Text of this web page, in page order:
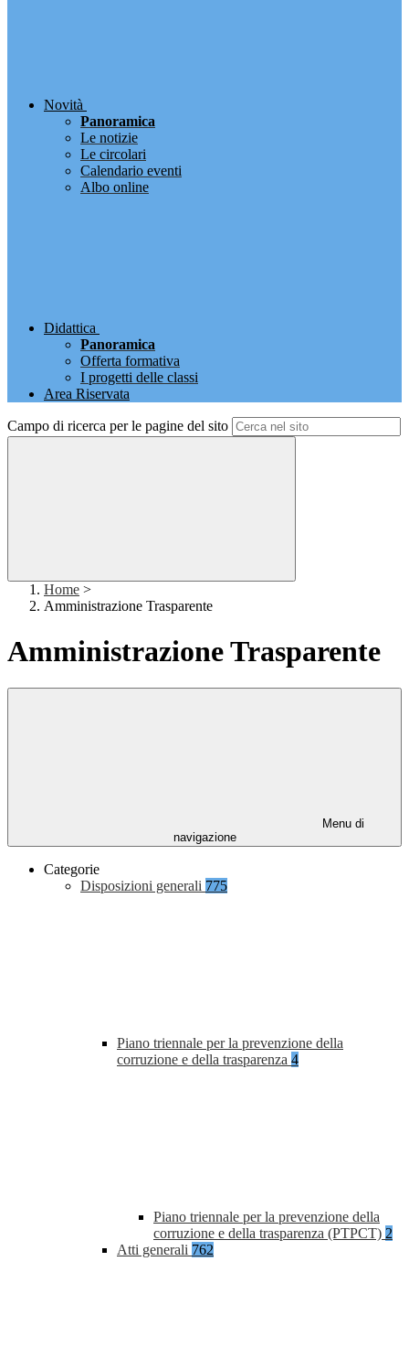
Novità
Panoramica
Le notizie
Le circolari
Calendario eventi
Albo online
Didattica
Panoramica
Offerta formativa
I progetti delle classi
Area Riservata
Campo di ricerca per le pagine del sito
Home >
Amministrazione Trasparente
Amministrazione Trasparente
Menu di
navigazione
Categorie
Disposizioni generali 775
Piano triennale per la prevenzione della
corruzione e della trasparenza 4
Piano triennale per la prevenzione della
corruzione e della trasparenza (PTPCT) 2
Atti generali 762